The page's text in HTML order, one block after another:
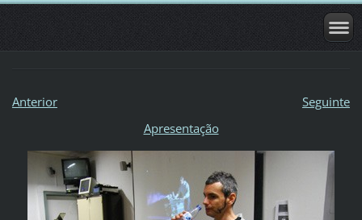
Anterior
Seguinte
Apresentação